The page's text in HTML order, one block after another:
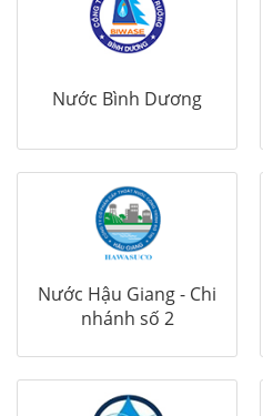
Nước Bình Dương
Nước Hậu Giang - Chi
nhánh số 2